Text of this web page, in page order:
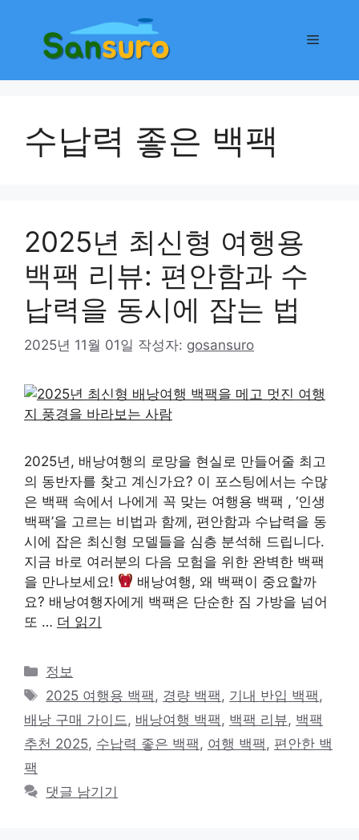
메
수납력 좋은 백팩
2025년 최신형 여행용
백팩 리뷰: 편안함과 수
납력을 동시에 잡는 법
2025년 11월 01일 작성자: gosansuro
2025년, 배낭여행의 로망을 현실로 만들어줄 최고
의 동반자를 찾고 계신가요? 이 포스팅에서는 수많
은 백팩 속에서 나에게 꼭 맞는 여행용 백팩 , ‘인생
백팩’을 고르는 비법과 함께, 편안함과 수납력을 동
시에 잡은 최신형 모델들을 심층 분석해 드립니다.
지금 바로 여러분의 다음 모험을 위한 완벽한 백팩
을 만나보세요!
배낭여행, 왜 백팩이 중요할까
요? 배낭여행자에게 백팩은 단순한 짐 가방을 넘어
또 … 더 읽기
카
테
리
정보
태
그
2025 여행용 백팩 , 경량 백팩 , 기내 반입 백팩 ,
배낭 구매 가이드 , 배낭여행 백팩 , 백팩 리뷰, 백팩
추천 2025, 수납력 좋은 백팩 , 여행 백팩 , 편안한 백
팩
댓글 남기기